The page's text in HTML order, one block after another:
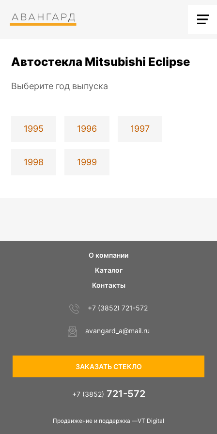
Автостекла Mitsubishi Eclipse
Выберите год выпуска
1995 1996 1997
1998 1999
Продвижение и поддержка —VT Digital
О компании
Каталог
Контакты
+7 (3852) 721-572
avangard_a@mail.ru
ЗАКАЗАТЬ СТЕКЛО
+7 (3852) 721-572